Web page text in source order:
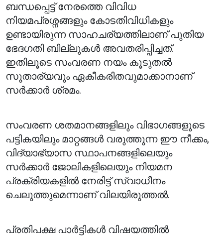
ബന്ധപ്പെട്ട് നേരത്തെ വിവിധ
നിയമപ്രശ്നങ്ങളും കോടതിവിധികളും
ഉണ്ടായിരുന്ന സാഹചര്യത്തിലാണ് പുതിയ
ഭേദഗതി ബില്ലുകൾ അവതരിപ്പിച്ചത്.
ഇതിലൂടെ സംവരണ നയം കൂടുതൽ
സുതാര്യവും ഏകീകരിതവുമാക്കാനാണ്
സർക്കാർ ശ്രമം.
സംവരണ ശതമാനങ്ങളിലും വിഭാഗങ്ങളുടെ
പട്ടികയിലും മാറ്റങ്ങൾ വരുത്തുന്ന ഈ നീക്കം,
വിദ്യാഭ്യാസ സ്ഥാപനങ്ങളിലെയും
സർക്കാർ ജോലികളിലെയും നിയമന
പ്രക്രിയകളിൽ നേരിട്ട് സ്വാധീനം
ചെലുത്തുമെന്നാണ് വിലയിരുത്തൽ.
പ്രതിപക്ഷ പാർട്ടികൾ വിഷയത്തിൽ